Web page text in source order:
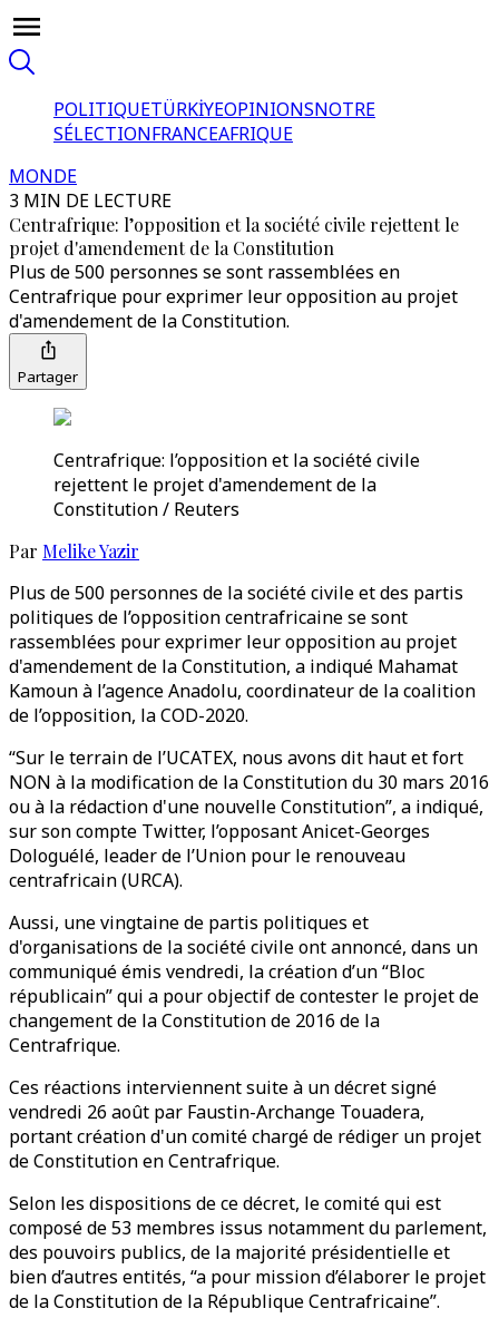
POLITIQUETÜRKİYEOPINIONSNOTRE
SÉLECTIONFRANCEAFRIQUE
MONDE
3 MIN DE LECTURE
Centrafrique: l’opposition et la société civile rejettent le
projet d'amendement de la Constitution
Plus de 500 personnes se sont rassemblées en
Centrafrique pour exprimer leur opposition au projet
d'amendement de la Constitution.
Partager
Centrafrique: l’opposition et la société civile
rejettent le projet d'amendement de la
Constitution / Reuters
Par Melike Yazir
Plus de 500 personnes de la société civile et des partis
politiques de l’opposition centrafricaine se sont
rassemblées pour exprimer leur opposition au projet
d'amendement de la Constitution, a indiqué Mahamat
Kamoun à l’agence Anadolu, coordinateur de la coalition
de l’opposition, la COD-2020.
“Sur le terrain de l’UCATEX, nous avons dit haut et fort
NON à la modification de la Constitution du 30 mars 2016
ou à la rédaction d'une nouvelle Constitution”, a indiqué,
sur son compte Twitter, l’opposant Anicet-Georges
Dologuélé, leader de l’Union pour le renouveau
centrafricain (URCA).
Aussi, une vingtaine de partis politiques et
d'organisations de la société civile ont annoncé, dans un
communiqué émis vendredi, la création d’un “Bloc
républicain” qui a pour objectif de contester le projet de
changement de la Constitution de 2016 de la
Centrafrique.
Ces réactions interviennent suite à un décret signé
vendredi 26 août par Faustin-Archange Touadera,
portant création d'un comité chargé de rédiger un projet
de Constitution en Centrafrique.
Selon les dispositions de ce décret, le comité qui est
composé de 53 membres issus notamment du parlement,
des pouvoirs publics, de la majorité présidentielle et
bien d’autres entités, “a pour mission d’élaborer le projet
de la Constitution de la République Centrafricaine”.